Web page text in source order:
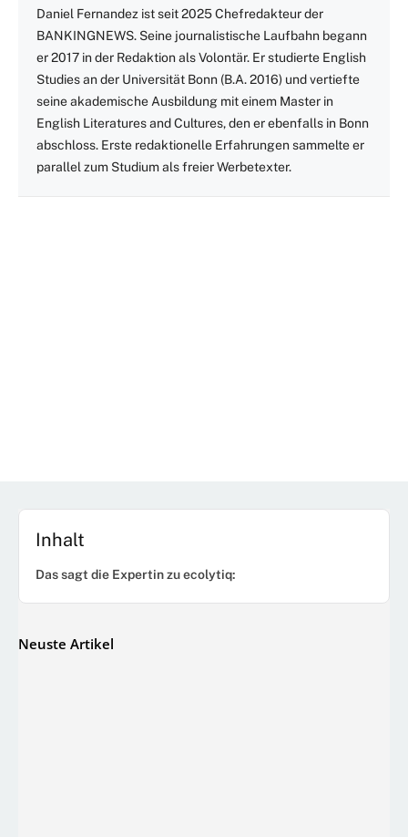
Daniel Fernandez ist seit 2025 Chefredakteur der
BANKINGNEWS. Seine journalistische Laufbahn begann
er 2017 in der Redaktion als Volontär. Er studierte English
Studies an der Universität Bonn (B.A. 2016) und vertiefte
seine akademische Ausbildung mit einem Master in
English Literatures and Cultures, den er ebenfalls in Bonn
abschloss. Erste redaktionelle Erfahrungen sammelte er
parallel zum Studium als freier Werbetexter.
Inhalt
Das sagt die Expertin zu ecolytiq:
Neuste Artikel